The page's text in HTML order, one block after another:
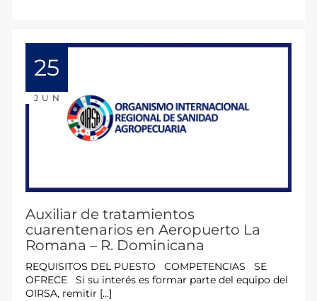
25
JUN
Auxiliar de tratamientos
cuarentenarios en Aeropuerto La
Romana – R. Dominicana
REQUISITOS DEL PUESTO COMPETENCIAS SE
OFRECE Si su interés es formar parte del equipo del
OIRSA, remitir […]